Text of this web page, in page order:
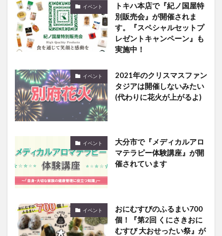
イベント
トキハ本店で『紀ノ国屋特
別販売会』が開催されま
す。『スペシャルセットプ
レゼントキャンペーン』も
実施中！
イベント
2021年のクリスマスファン
タジアは開催しないみたい
(代わりに花火が上がるよ)
イベント
大分市で『メディカルアロ
マテラピー体験講座』が開
催されています
イベント
おにむすびのふるまい700
個！『第2回 くにさきおに
むすび 大おせったい祭』が